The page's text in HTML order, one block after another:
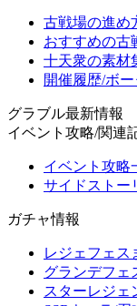
古戦場の進め
おすすめの古
十天衆の素材
開催履歴/ボ
グラブル最新情報
イベント攻略/関連
イベント攻略
サイドストー
ガチャ情報
レジェフェス
グランデフェ
スターレジェ